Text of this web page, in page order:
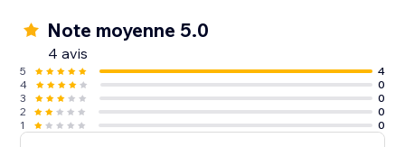
Note moyenne 5.0
4 avis
5
4
4
0
3
0
2
0
1
0